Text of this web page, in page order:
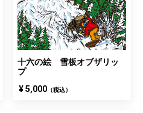
十六の絵 雪板オブザリッ
プ
¥ 5,000 （税込）